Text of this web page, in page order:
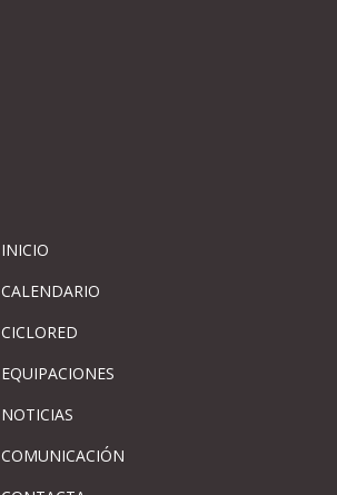
INICIO
CALENDARIO
CICLORED
EQUIPACIONES
NOTICIAS
COMUNICACIÓN